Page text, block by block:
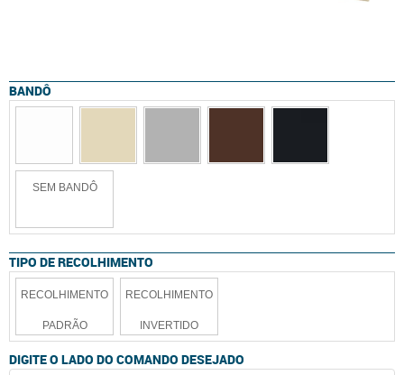
BANDÔ
SEM BANDÔ
TIPO DE RECOLHIMENTO
RECOLHIMENTO
PADRÃO
RECOLHIMENTO
INVERTIDO
DIGITE O LADO DO COMANDO DESEJADO